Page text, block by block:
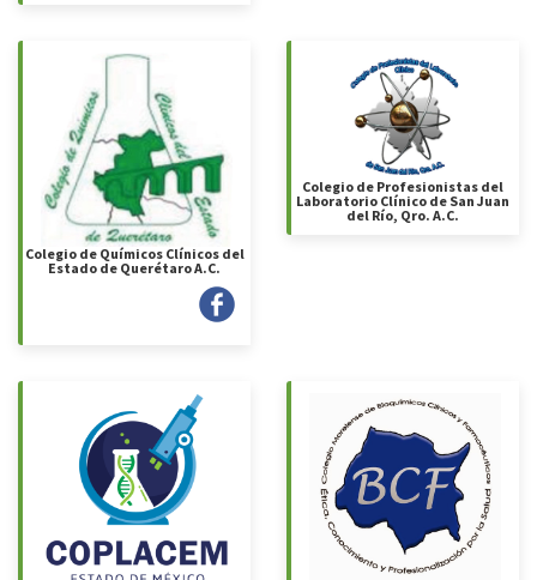
Colegio de Químicos Clínicos del
Estado de Querétaro A.C.
Colegio de Profesionistas del
Laboratorio Clínico de San Juan
del Río, Qro. A.C.